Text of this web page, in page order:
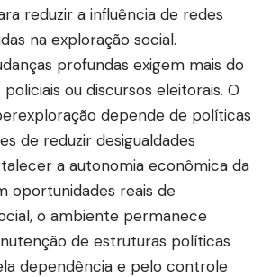
reduzir a influência de redes
na exploração social.
profundas exigem mais do
ou discursos eleitorais. O
depende de políticas
de reduzir desigualdades
a autonomia econômica da
oportunidades reais de
o ambiente permanece
de estruturas políticas
dependência e pelo controle